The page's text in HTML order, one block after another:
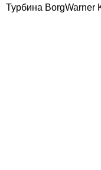
Турбина BorgWarner